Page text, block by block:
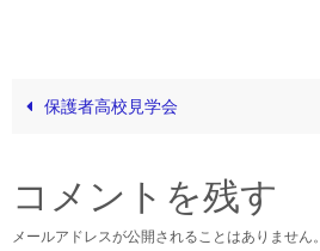
保護者高校見学会
コメントを残す
メールアドレスが公開されることはありません。